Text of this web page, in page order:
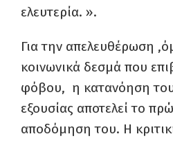
ελευτερία. ».
Για την απελευθέρωση
κοινωνικά δεσμά που
φόβου, η κατανόηση
εξουσίας αποτελεί το
αποδόμηση του. Η